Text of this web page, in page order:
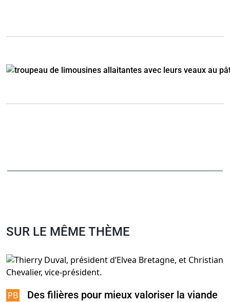
SUR LE MÊME THÈME
Des filières pour mieux valoriser la viande